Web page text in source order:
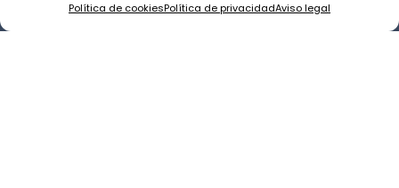
Política de cookiesPolítica de privacidadAviso legal
¿Por qué es importante acudir a una clínica